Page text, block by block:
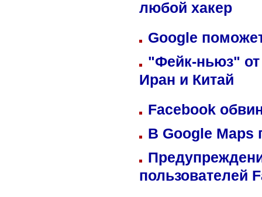
любой хакер
Google
"Фейк-ньюз" от
Иран и Китай
Facebook
В Google Maps
пользователей